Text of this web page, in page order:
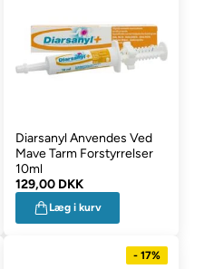
Diarsanyl Anvendes Ved
Mave Tarm Forstyrrelser
10ml
129,00 DKK
Læg i kurv
- 17%